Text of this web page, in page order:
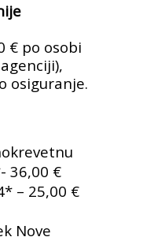
€ po osobi
osiguranje.
36,00 €
– 25,00 €
Nove